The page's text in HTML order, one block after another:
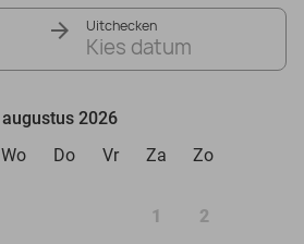
Uitchecken
Kies datum
augustus 2026
Wo Do Vr Za Zo
1 2